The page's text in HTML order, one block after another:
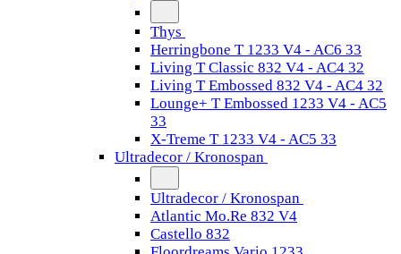
Thys
Herringbone T 1233 V4 - AC6 33
Living T Classic 832 V4 - AC4 32
Living T Embossed 832 V4 - AC4 32
Lounge+ T Embossed 1233 V4 - AC5
33
X-Treme T 1233 V4 - AC5 33
Ultradecor / Kronospan
Ultradecor / Kronospan
Atlantic Mo.Re 832 V4
Castello 832